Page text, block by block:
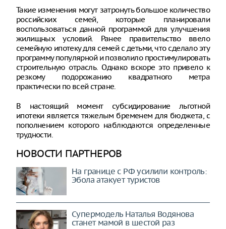
Такие изменения могут затронуть большое количество
российских семей, которые планировали
воспользоваться данной программой для улучшения
жилищных условий. Ранее правительство ввело
семейную ипотеку для семей с детьми, что сделало эту
программу популярной и позволило простимулировать
строительную отрасль. Однако вскоре это привело к
резкому подорожанию квадратного метра
практически по всей стране.
В настоящий момент субсидирование льготной
ипотеки является тяжелым бременем для бюджета, с
пополнением которого наблюдаются определенные
трудности.
НОВОСТИ ПАРТНЕРОВ
На границе с РФ усилили контроль:
Эбола атакует туристов
Супермодель Наталья Водянова
станет мамой в шестой раз